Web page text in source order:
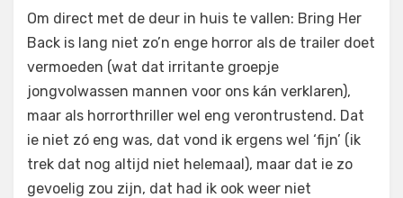
door Filmofiel.nl
Om direct met de deur in huis te vallen: Bring Her
Back is lang niet zo’n enge horror als de trailer doet
vermoeden (wat dat irritante groepje
jongvolwassen mannen voor ons kán verklaren),
maar als horrorthriller wel eng verontrustend. Dat
ie niet zó eng was, dat vond ik ergens wel ‘fijn’ (ik
trek dat nog altijd niet helemaal), maar dat ie zo
gevoelig zou zijn, dat had ik ook weer niet